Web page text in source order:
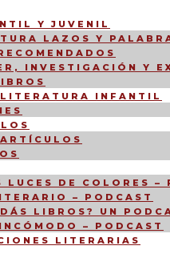
Y JUVENIL
LAZOS Y
INVESTIGACIÓN Y
INFANTIL
LUCES DE COLORES –
– PODCAST
LIBROS? UN
– PODCAST
LITERARIAS